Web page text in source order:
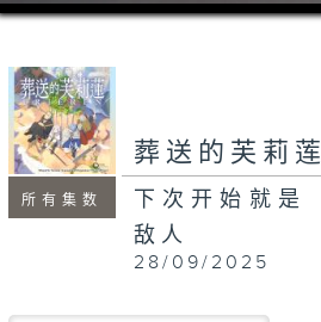
所有集数
葬送的芙莉莲
下次开始就是
敌人
28/09/2025